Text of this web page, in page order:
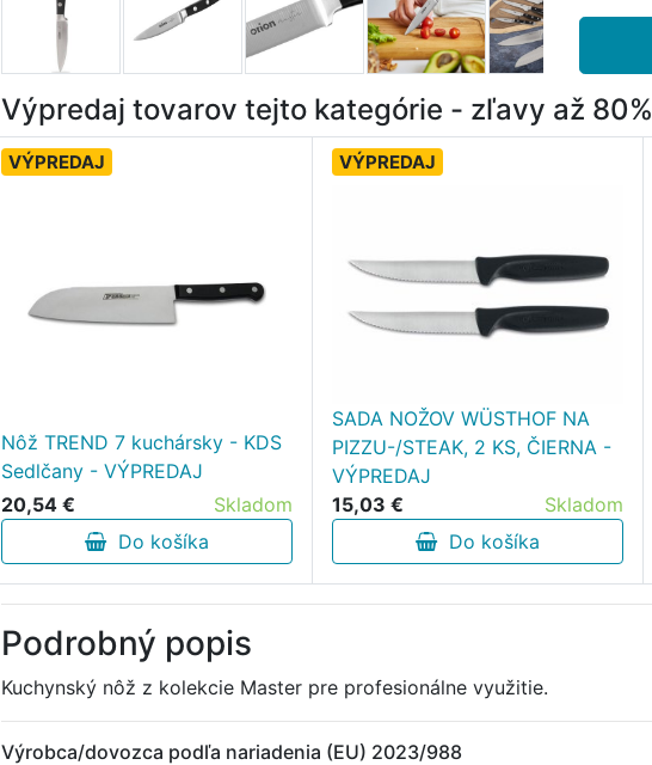
Výpredaj tovarov tejto kategórie - zľavy až 80%
VÝPREDAJ
Nôž TREND 7 kuchársky - KDS
Sedlčany - VÝPREDAJ
20,54 €
Skladom
Do košíka
VÝPREDAJ
SADA NOŽOV WÜSTHOF NA
PIZZU-/STEAK, 2 KS, ČIERNA -
VÝPREDAJ
15,03 €
Skladom
Do košíka
Podrobný popis
Kuchynský nôž z kolekcie Master pre profesionálne využitie.
Výrobca/dovozca podľa nariadenia (EU) 2023/988